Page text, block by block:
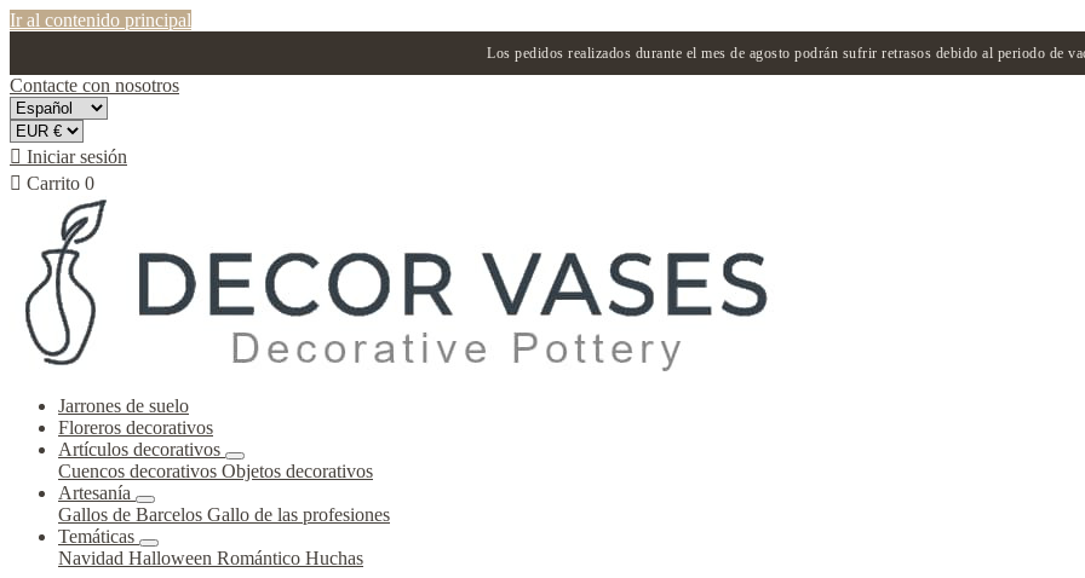
Ir al contenido principal
Los pedidos realizados durante el mes de agosto podrán sufrir retrasos debido al periodo de
Contacte con nosotros
 Iniciar sesión
 Carrito 0
Jarrones de suelo
Floreros decorativos
Artículos decorativos
Cuencos decorativos Objetos decorativos
Artesanía
Gallos de Barcelos Gallo de las profesiones
Temáticas
Navidad Halloween Romántico Huchas